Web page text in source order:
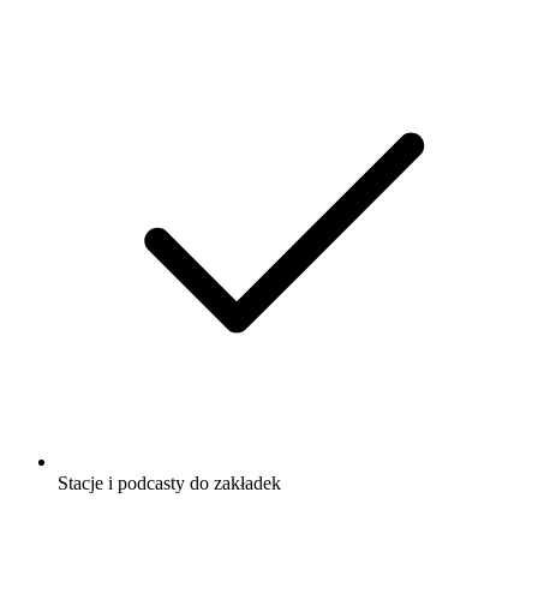
Stacje i podcasty do zakładek